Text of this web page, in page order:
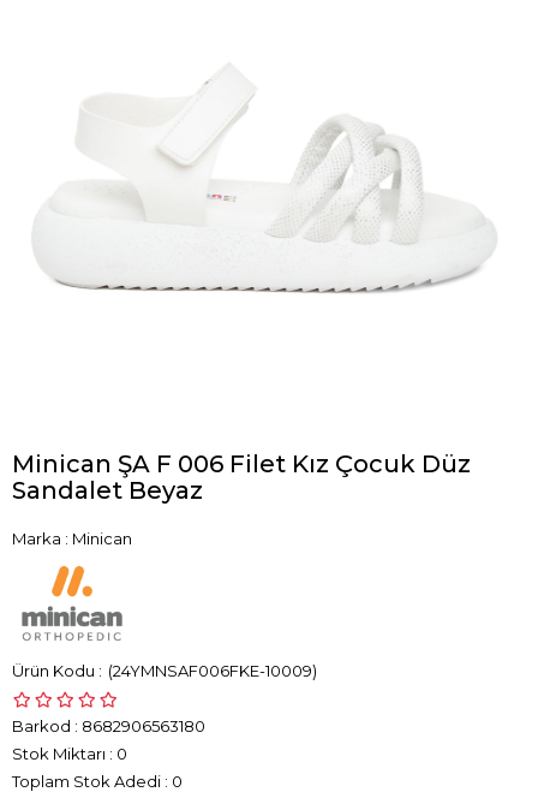
Minican ŞA F 006 Filet Kız Çocuk Düz
Sandalet Beyaz
Marka : Minican
(24YMNSAF006FKE-10009)
Barkod : 8682906563180
Stok Miktarı : 0
Toplam Stok Adedi : 0